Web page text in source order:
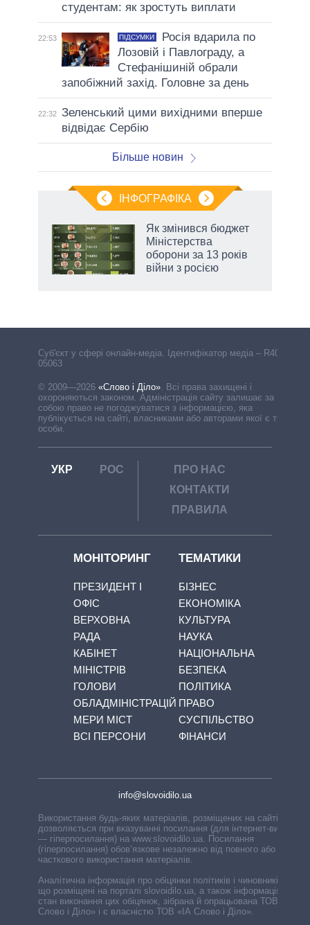
студентам: як зростуть виплати
22:53 ПІДСУМКИ
Росія вдарила по
Лозовій і Павлограду, а
Стефанішиній обрали
запобіжний захід. Головне за день
22:32 Зеленський цими вихідними вперше
відвідає Сербію
Більше новин
ІНФОГРАФІКА
Як змінився бюджет
Міністерства
оборони за 13 років
війни з росією
Cуб'єкт у сфері онлайн-медіа. Ідентифікатор медіа – R40-
05063
© 2009—2026 «Слово і Діло». Всі права захищені і
охороняються законом. Адміністрація сайту залишає за
собою право не погоджуватися з інформацією, яка
публікується на сайті, власниками або авторами якої є треті
особи.
УКР РОС
ПРО НАС
КОНТАКТИ
ПРАВИЛА
МОНІТОРИНГ
ПРЕЗИДЕНТ І
ОФІС
ВЕРХОВНА
РАДА
КАБІНЕТ
МІНІСТРІВ
ГОЛОВИ
ОБЛАДМІНІСТРАЦІЙ
МЕРИ МІСТ
ВСІ ПЕРСОНИ
ТЕМАТИКИ
БІЗНЕС
ЕКОНОМІКА
КУЛЬТУРА
НАУКА
НАЦІОНАЛЬНА
БЕЗПЕКА
ПОЛІТИКА
ПРАВО
СУСПІЛЬСТВО
ФІНАНСИ
info@slovoidilo.ua
Використання будь-яких матеріалів, розміщених на сайті,
дозволяється при вказуванні посилання (для інтернет-видань
— гіперпосилання) на www.slovoidilo.ua. Посилання
(гіперпосилання) обов’язкове незалежно від повного або
часткового використання матеріалів.
Аналітична інформація про обіцянки політиків і чиновників,
що розміщені на порталі slovoidilo.ua, а також інформація про
стан виконання цих обіцянок, зібрана й опрацьована ТОВ «ІА
Слово і Діло» і є власністю ТОВ «ІА Слово і Діло».